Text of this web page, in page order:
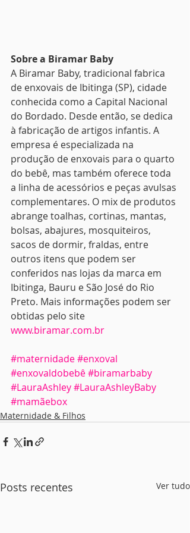
Sobre a Biramar Baby
A Biramar Baby, tradicional fabrica
de enxovais de Ibitinga (SP), cidade
conhecida como a Capital Nacional
do Bordado. Desde então, se dedica
à fabricação de artigos infantis. A
empresa é especializada na
produção de enxovais para o quarto
do bebê, mas também oferece toda
a linha de acessórios e peças avulsas
complementares. O mix de produtos
abrange toalhas, cortinas, mantas,
bolsas, abajures, mosquiteiros,
sacos de dormir, fraldas, entre
outros itens que podem ser
conferidos nas lojas da marca em
Ibitinga, Bauru e São José do Rio
Preto. Mais informações podem ser
obtidas pelo site
www.biramar.com.br
#maternidade#enxoval
#enxovaldobebê#biramarbaby
#LauraAshley#LauraAshleyBaby
#mamãebox
Maternidade & Filhos
Posts recentes Ver tudo